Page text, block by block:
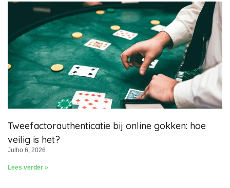
Tweefactorauthenticatie bij online gokken: hoe
veilig is het?
Julho 6, 2026
Lees verder »